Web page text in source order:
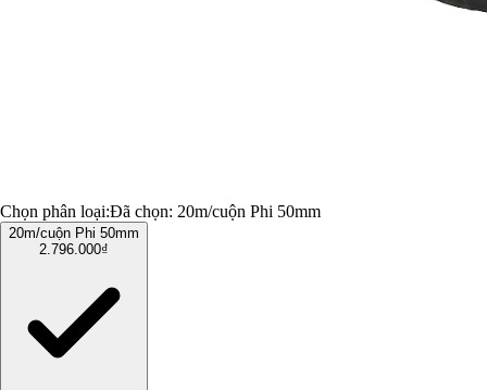
Chọn phân loại:Đã chọn: 20m/cuộn Phi 50mm
20m/cuộn Phi 50mm
2.796.000₫